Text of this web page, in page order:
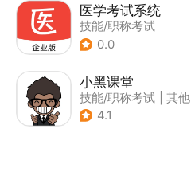
医学考试系统
技能/职称考试
0.0
小黑课堂
技能/职称考试
其他
4.1